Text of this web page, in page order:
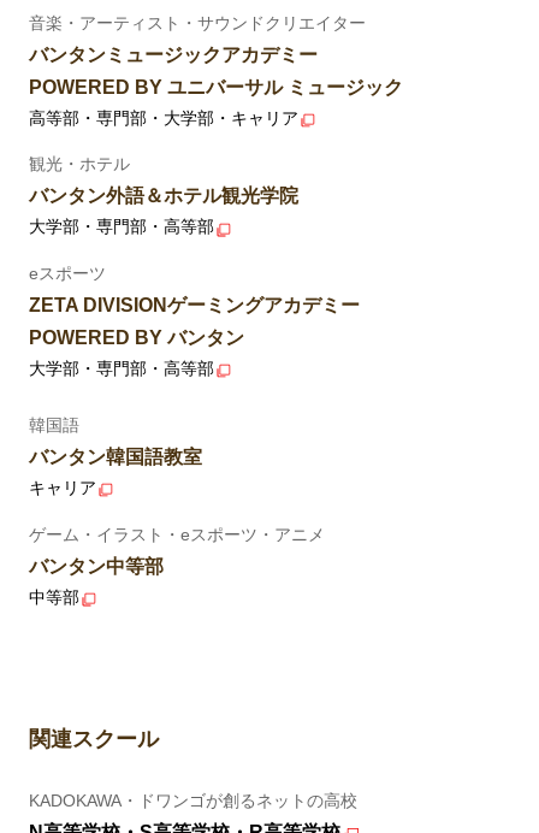
音楽・アーティスト・サウンドクリエイター
バンタンミュージックアカデミー
POWERED BY ユニバーサル ミュージック
高等部・専門部・大学部・キャリア
観光・ホテル
バンタン外語＆ホテル観光学院
大学部・専門部・高等部
eスポーツ
ZETA DIVISIONゲーミングアカデミー
POWERED BY バンタン
大学部・専門部・高等部
韓国語
バンタン韓国語教室
キャリア
ゲーム・イラスト・eスポーツ・アニメ
バンタン中等部
中等部
関連スクール
KADOKAWA・ドワンゴが創るネットの高校